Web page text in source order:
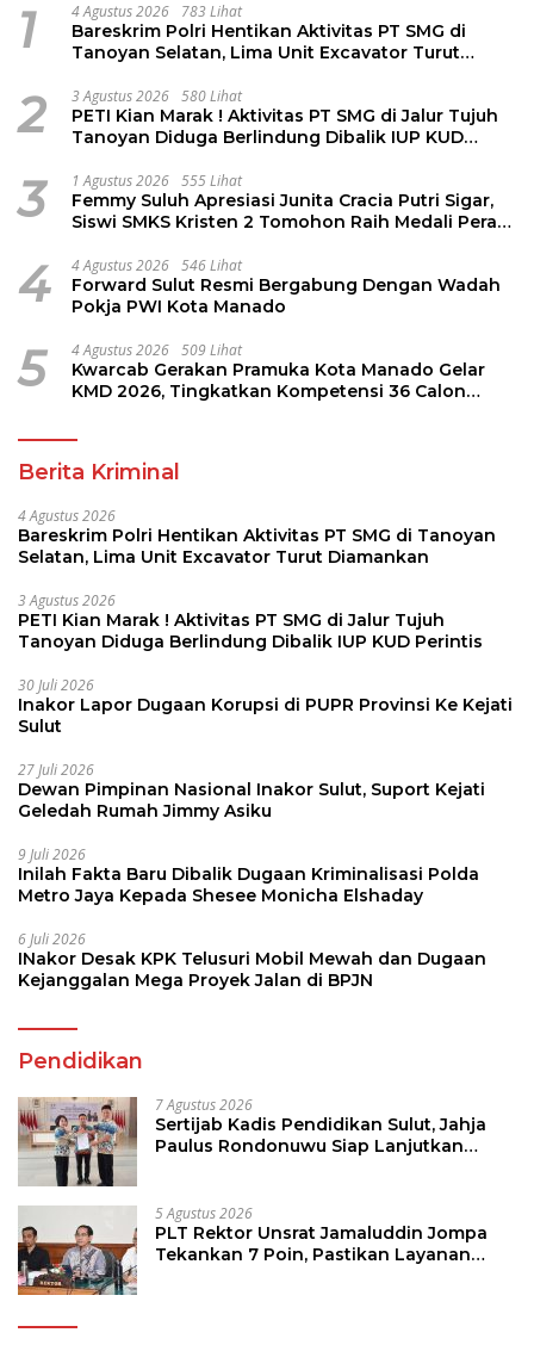
1 4 Agustus 2026 783 Lihat
Bareskrim Polri Hentikan Aktivitas PT SMG di
Tanoyan Selatan, Lima Unit Excavator Turut
2 3 Agustus 2026 580 Lihat
PETI Kian Marak ! Aktivitas PT SMG di Jalur Tujuh
Tanoyan Diduga Berlindung Dibalik IUP KUD
3 1 Agustus 2026 555 Lihat
Femmy Suluh Apresiasi Junita Cracia Putri Sigar,
Siswi SMKS Kristen 2 Tomohon Raih Medali Perak
4 4 Agustus 2026 546 Lihat
Forward Sulut Resmi Bergabung Dengan Wadah
Pokja PWI Kota Manado
5 4 Agustus 2026 509 Lihat
Kwarcab Gerakan Pramuka Kota Manado Gelar
KMD 2026, Tingkatkan Kompetensi 36 Calon
Berita Kriminal
4 Agustus 2026
Bareskrim Polri Hentikan Aktivitas PT SMG di Tanoyan
Selatan, Lima Unit Excavator Turut Diamankan
3 Agustus 2026
PETI Kian Marak ! Aktivitas PT SMG di Jalur Tujuh
Tanoyan Diduga Berlindung Dibalik IUP KUD Perintis
30 Juli 2026
Inakor Lapor Dugaan Korupsi di PUPR Provinsi Ke Kejati
Sulut
27 Juli 2026
Dewan Pimpinan Nasional Inakor Sulut, Suport Kejati
Geledah Rumah Jimmy Asiku
9 Juli 2026
Inilah Fakta Baru Dibalik Dugaan Kriminalisasi Polda
Metro Jaya Kepada Shesee Monicha Elshaday
6 Juli 2026
INakor Desak KPK Telusuri Mobil Mewah dan Dugaan
Kejanggalan Mega Proyek Jalan di BPJN
Pendidikan
7 Agustus 2026
Sertijab Kadis Pendidikan Sulut, Jahja
Paulus Rondonuwu Siap Lanjutkan
5 Agustus 2026
PLT Rektor Unsrat Jamaluddin Jompa
Tekankan 7 Poin, Pastikan Layanan